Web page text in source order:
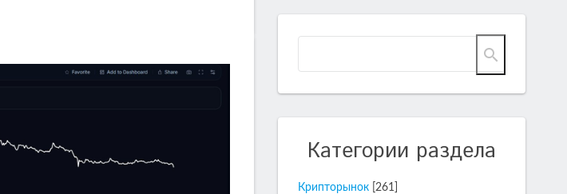
Категории раздела
Крипторынок [261]